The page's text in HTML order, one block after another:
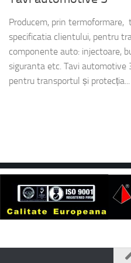
Producem, prin termoformare,
specificatia clientului, pentru
componente auto: injectoare,
siguranta etc. Tavi automotive
pentru transportul și protecția...